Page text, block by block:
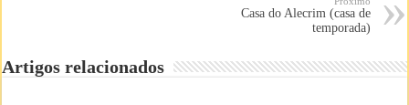
Casa do Alecrim (casa de
temporada)
Artigos relacionados